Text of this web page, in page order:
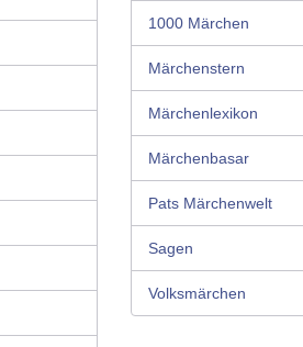
1000 Märchen
Märchenstern
Märchenlexikon
Märchenbasar
Pats Märchenwelt
Sagen
Volksmärchen